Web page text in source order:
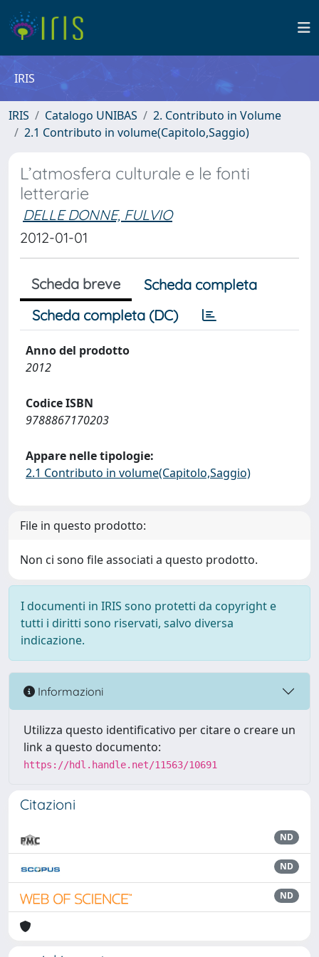
IRIS
IRIS Catalogo UNIBAS
2. Contributo in Volume
2.1 Contributo in volume(Capitolo,Saggio)
L’atmosfera culturale e le fonti
letterarie
DELLE DONNE, FULVIO
2012-01-01
Scheda breve
Scheda completa
Scheda completa (DC)
Anno del prodotto
2012
Codice ISBN
9788867170203
Appare nelle tipologie:
2.1 Contributo in volume(Capitolo,Saggio)
File in questo prodotto:
Non ci sono file associati a questo prodotto.
I documenti in IRIS sono protetti da copyright e
tutti i diritti sono riservati, salvo diversa
indicazione.
Informazioni
Utilizza questo identificativo per citare o creare un
link a questo documento:
https://hdl.handle.net/11563/10691
Citazioni
ND
ND
ND